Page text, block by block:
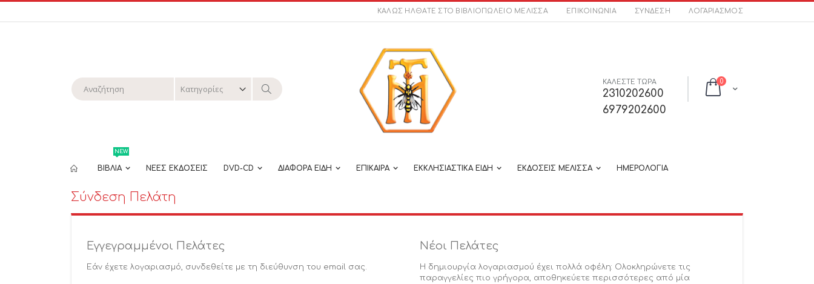
ΚΑΛΩΣ ΗΛΘΑΤΕ ΣΤΟ ΒΙΒΛΙΟΠΩΛΕΙΟ ΜΕΛΙΣΣΑ ΕΠΙΚΟΙΝΩΝΊΑ ΣΎΝΔΕΣΗ ΛΟΓΑΡΙΑΣΜΌΣ
Cart
0στοιχεία
ΚΑΛΕΣΤΕ ΤΩΡΑ
2310202600
6979202600
ΒΙΒΛΙΑ
NEW
ΝΕΕΣ ΕΚΔΟΣΕΙΣ DVD-CD ΔΙΑΦΟΡΑ ΕΙΔΗ ΕΠΙΚΑΙΡΑ ΕΚΚΛΗΣΙΑΣΤΙΚΑ ΕΙΔΗ ΕΚΔΟΣΕΙΣ ΜΕΛΙΣΣΑ ΗΜΕΡΟΛΟΓΙΑ
Σύνδεση Πελάτη
Εγγεγραμμένοι Πελάτες
Εάν έχετε λογαριασμό, συνδεθείτε με τη διεύθυνση του email σας.
Νέοι Πελάτες
Η δημιουργία λογαριασμού έχει πολλά οφέλη: Ολοκληρώνετε τις
παραγγελίες πιο γρήγορα, αποθηκεύετε περισσότερες από μία